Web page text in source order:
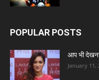
POPULAR POSTS
आप भी
January 11,